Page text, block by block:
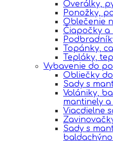
Overálky,
Ponožky,
Oblečenie
Čiapočky a
Topánky,
Tepláky,
Vybavenie do
Obliečky
Sady s
Volániky,
mantinely a
Viacdielne
Sady s